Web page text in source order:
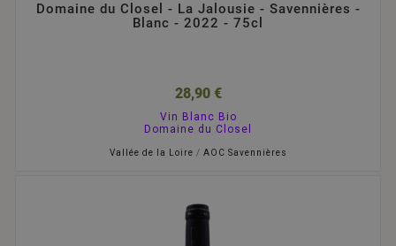
Domaine du Closel - La Jalousie - Savennières -
Blanc - 2022 - 75cl
28,90 €
Vin Blanc Bio
Domaine du Closel
Vallée de la Loire / AOC Savennières